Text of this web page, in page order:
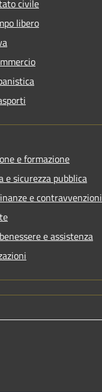
civile
libero
e formazione
e sicurezza pubblica
e contravvenzioni
e assistenza